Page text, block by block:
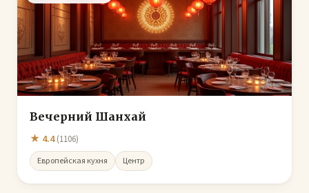
Вечерний Шанхай
★ 4.4(1106)
Европейская кухня Центр